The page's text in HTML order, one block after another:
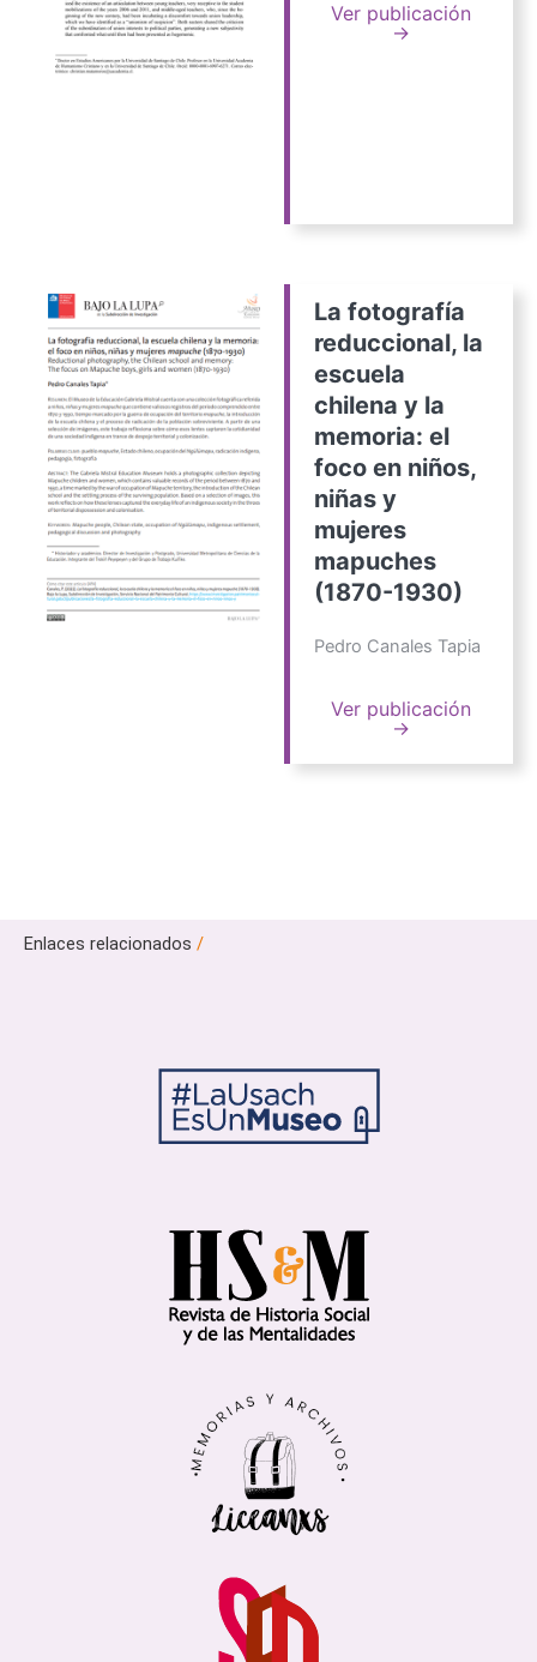
Ver publicación
→
La fotografía
reduccional, la
escuela
chilena y la
memoria: el
foco en niños,
niñas y
mujeres
mapuches
(1870-1930)
Pedro Canales Tapia
Ver publicación
→
Enlaces relacionados /